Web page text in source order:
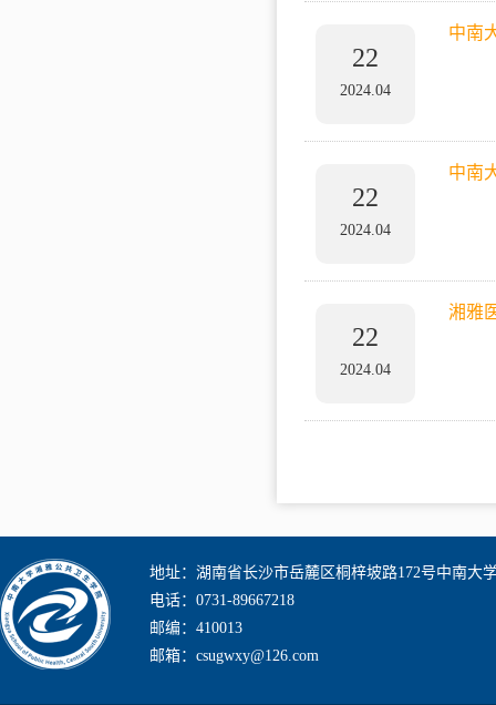
22
2024.04
中南
22
2024.04
中南
22
2024.04
湘雅
地址：湖南省长沙市岳麓区桐梓坡路172号中南大
电话：0731-89667218
邮编：410013
邮箱：csugwxy@126.com